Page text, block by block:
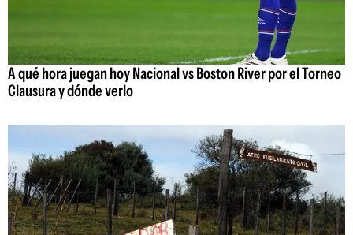
A qué hora juegan hoy Nacional vs Boston River por el Torneo
Clausura y dónde verlo